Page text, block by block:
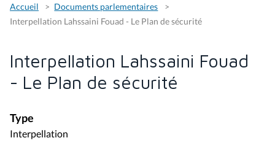
Accueil
Documents parlementaires
Interpellation Lahssaini Fouad - Le Plan de sécurité
Interpellation Lahssaini Fouad
- Le Plan de sécurité
Type
Interpellation